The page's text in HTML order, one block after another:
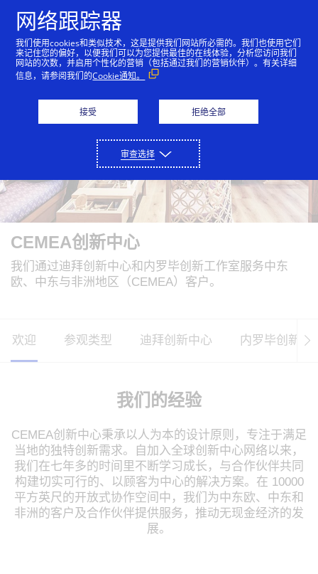
CEMEA创新中心
我们通过迪拜创新中心和内罗毕创新工作室服务中东
欧、中东与非洲地区（CEMEA）客户。
欢迎 参观类型 迪拜创新中心 内罗毕创新工
我们的经验
CEMEA创新中心秉承以人为本的设计原则，专注于满足
当地的独特创新需求。自加入全球创新中心网络以来，
我们在七年多的时间里不断学习成长，与合作伙伴共同
构建切实可行的、以顾客为中心的解决方案。在 10000
平方英尺的开放式协作空间中，我们为中东欧、中东和
非洲的客户及合作伙伴提供服务，推动无现金经济的发
展。
网络跟踪器
我们使用cookies和类似技术，这是提供我们网站所必需的。我们也使用它们
来记住您的偏好，以便我们可以为您提供最佳的在线体验，分析您访问我们
网站的次数，并启用个性化的营销（包括通过我们的营销伙伴）。有关详细
信息，请参阅我们的Cookie通知。
接受 拒绝全部
审查选择